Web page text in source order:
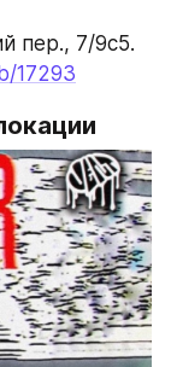
пер., 7/9c5.
17293